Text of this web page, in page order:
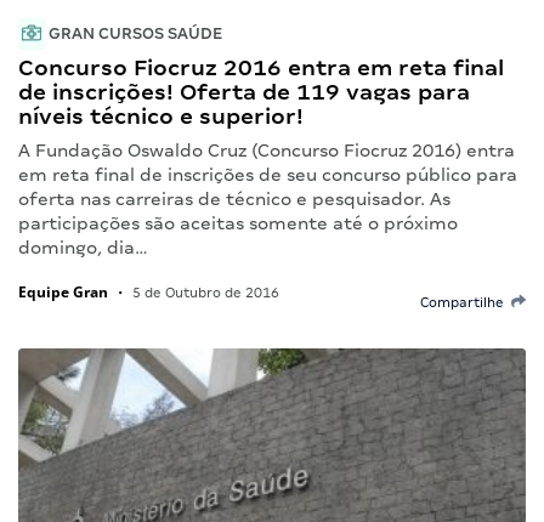
GRAN CURSOS SAÚDE
Concurso Fiocruz 2016 entra em reta final
de inscrições! Oferta de 119 vagas para
níveis técnico e superior!
A Fundação Oswaldo Cruz (Concurso Fiocruz 2016) entra
em reta final de inscrições de seu concurso público para
oferta nas carreiras de técnico e pesquisador. As
participações são aceitas somente até o próximo
domingo, dia…
Equipe Gran • 5 de Outubro de 2016
Compartilhe